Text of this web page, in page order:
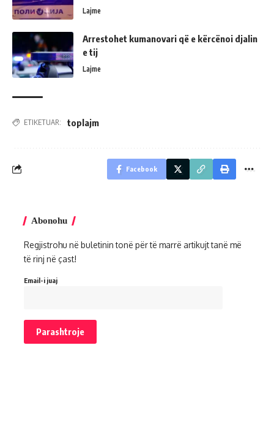
Lajme
Arrestohet kumanovari që e kërcënoi djalin
e tij
Lajme
ETIKETUAR: toplajm
Facebook
Abonohu
Regjistrohu në buletinin tonë për të marrë artikujt tanë më
të rinj në çast!
Email-i juaj